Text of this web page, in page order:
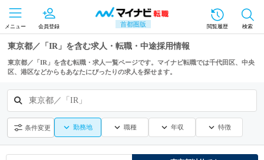
首都圏版
メニュー 会員登録 閲覧履歴 検索
東京都／「IR」を含む求人・転職・中途採用情報
東京都／「IR」を含む転職・求人一覧ページです。マイナビ転職では千代田区、中央
区、港区などからもあなたにぴったりの求人を探せます。
東京都／「IR」
条件変更 勤務地 職種 年収 特徴